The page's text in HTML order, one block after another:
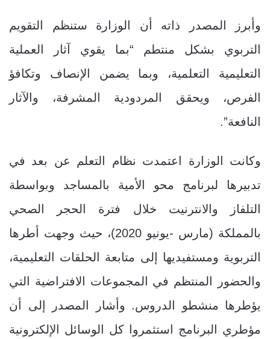
وأبرز المصدر ذاته أن الوزارة ستنظم التقويم
التربوي بشكل منتطم “بما يقوي آثار العملية
التعليمية التعلمية، وبما يضمن الإنصاف وتكافؤ
الفرص، ويحقق المردودية المشرفة، والآثار
النافعة”.
وكانت الوزارة اعتمدت نظام التعلم عن بعد في
تدبيرها لبرنامج محو الأمية بالمساجد وبواسطة
التلفاز والانترنيت خلال فترة الحجر الصحي
بالمملكة (مارس -يونيو 2020)، حيث وجهت أطرها
التربوية ومستفيديها إلى متابعة الحلقات التعليمية،
والحضور المنتظم في المجموعات الافتراضية التي
يؤطرها منشطو الدروس. وأشار المصدر إلى أن
مؤطري البرنامج استثمروا كل الوسائل الإلكترونية